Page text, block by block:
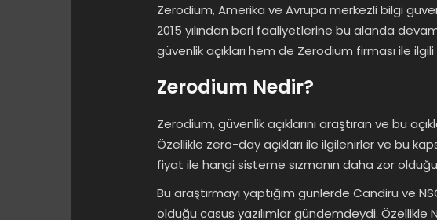
Zerodium, Amerika ve Avrupa merkezli bilgi
2015 yılından beri faaliyetlerine bu alanda
güvenlik açıkları hem de Zerodium firması ile
Zerodium Nedir?
Zerodium, güvenlik açıklarını araştıran ve bu
Özellikle zero-day açıkları ile ilgilenirler ve bu
fiyat ile hangi sisteme sızmanın daha zor
Bu araştırmayı yaptığım günlerde Candiru ve
olduğu casus yazılımlar gündemdeydi. Özellikle